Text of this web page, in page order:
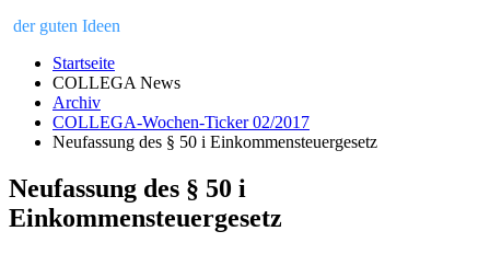
der guten Ideen
Startseite
COLLEGA News
Archiv
COLLEGA-Wochen-Ticker 02/2017
Neufassung des § 50 i Einkommensteuergesetz
Neufassung des § 50 i
Einkommensteuergesetz